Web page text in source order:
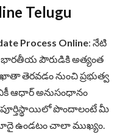
Telugu
Process Online: నేటి
భారతీయ పౌరుడికి అత్యంత
తెరవడం నుంచి ప్రభుత్వ
ఆధార్ అనుసంధానం
పొందాలంటే మీ
ఉండటం చాలా ముఖ్యం.